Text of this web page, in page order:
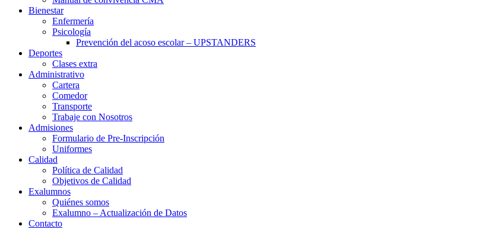
Bienestar
Enfermería
Psicología
Prevención del acoso escolar – UPSTANDERS
Deportes
Clases extra
Administrativo
Cartera
Comedor
Transporte
Trabaje con Nosotros
Admisiones
Formulario de Pre-Inscripción
Uniformes
Calidad
Política de Calidad
Objetivos de Calidad
Exalumnos
Quiénes somos
Exalumno – Actualización de Datos
Contacto